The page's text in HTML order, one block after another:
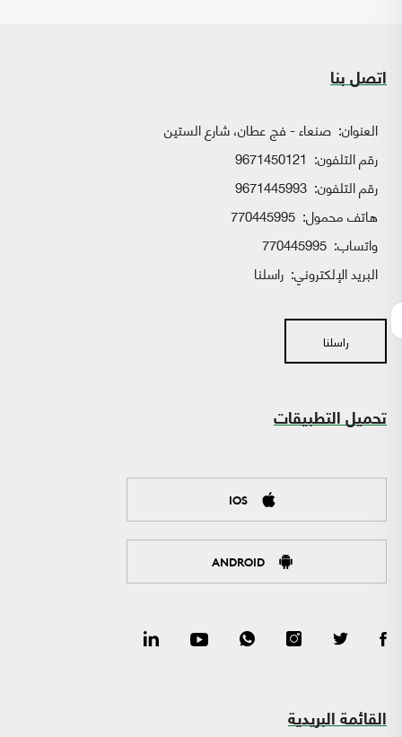
اتصل بنا
العنوان: صنعاء - فج عطان، شارع الستين
رقم التلفون: 9671450121
رقم التلفون: 9671445993
هاتف محمول: 770445995
واتساب:
البريد الإلكتروني: راسلنا
راسلنا
تحميل التطبيقات
IOS
ANDROID
القائمة البريدية